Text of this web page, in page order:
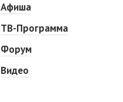
Афиша
ТВ-Программа
Форум
Видео